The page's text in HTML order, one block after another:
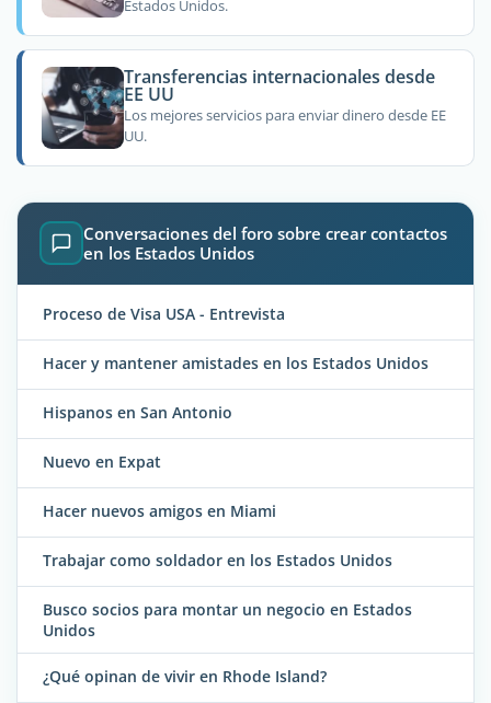
Estados Unidos.
Transferencias internacionales desde
EE UU
Los mejores servicios para enviar dinero desde EE
UU.
Conversaciones del foro sobre crear contactos
en los Estados Unidos
Proceso de Visa USA - Entrevista
Hacer y mantener amistades en los Estados Unidos
Hispanos en San Antonio
Nuevo en Expat
Hacer nuevos amigos en Miami
Trabajar como soldador en los Estados Unidos
Busco socios para montar un negocio en Estados
Unidos
¿Qué opinan de vivir en Rhode Island?